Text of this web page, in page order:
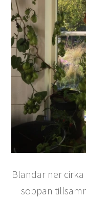
Blandar ner
soppan